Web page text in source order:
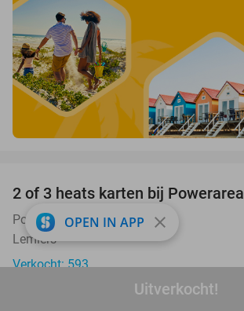
Uitverkocht!
2 of 3 heats karten bij Powerarea
Powerarea
Lemiers
Verkocht: 593
OPEN IN APP close